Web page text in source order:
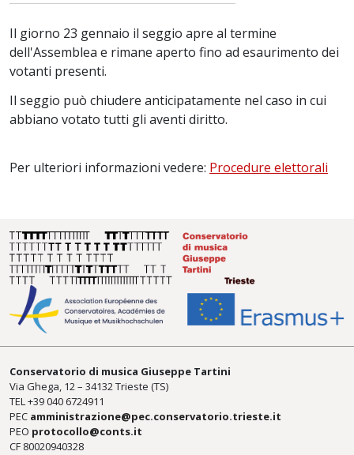
Il giorno 23 gennaio il seggio apre al termine
dell'Assemblea e rimane aperto fino ad esaurimento dei
votanti presenti.
Il seggio può chiudere anticipatamente nel caso in cui
abbiano votato tutti gli aventi diritto.
Per ulteriori informazioni vedere: Procedure elettorali
Conservatorio di musica Giuseppe Tartini
Via Ghega, 12 – 34132 Trieste (TS)
TEL +39040 6724911
PEC amministrazione@pec.conservatorio.trieste.it
PEO protocollo@conts.it
CF 80020940328